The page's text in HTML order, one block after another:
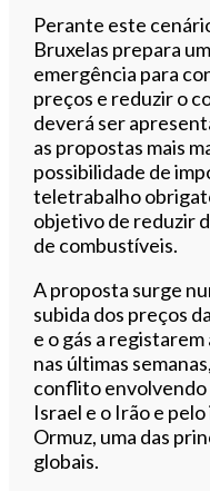
Perante este
Bruxelas prepara
emergência para
preços e reduzir o
deverá ser
as propostas mais
possibilidade de
teletrabalho
objetivo de reduzir
de combustíveis.
A proposta surge
subida dos preços
e o gás a
nas últimas
conflito envolvendo
Israel e o Irão e
Ormuz, uma das
globais.